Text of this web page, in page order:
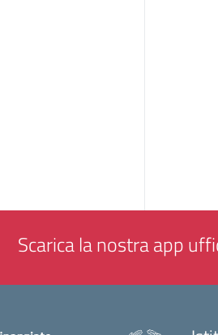
Scarica la nostra app